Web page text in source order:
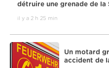
détruire une grenade de la
il y a 2 h 25 min
Un motard
accident de